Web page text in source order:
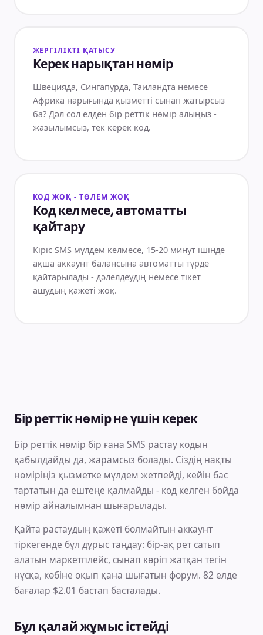
ЖЕРГІЛІКТІ ҚАТЫСУ
Керек нарықтан нөмір
Швецияда, Сингапурда, Таиландта немесе
Африка нарығында қызметті сынап жатырсыз
ба? Дәл сол елден бір реттік нөмір алыңыз -
жазылымсыз, тек керек код.
КОД ЖОҚ - ТӨЛЕМ ЖОҚ
Код келмесе, автоматты
қайтару
Кіріс SMS мүлдем келмесе, 15-20 минут ішінде
ақша аккаунт балансына автоматты түрде
қайтарылады - дәлелдеудің немесе тікет
ашудың қажеті жоқ.
Бір реттік нөмір не үшін керек
Бір реттік нөмір бір ғана SMS растау кодын
қабылдайды да, жарамсыз болады. Сіздің нақты
нөміріңіз қызметке мүлдем жетпейді, кейін бас
тартатын да ештеңе қалмайды - код келген бойда
нөмір айналымнан шығарылады.
Қайта растаудың қажеті болмайтын аккаунт
тіркегенде бұл дұрыс таңдау: бір-ақ рет сатып
алатын маркетплейс, сынап көріп жатқан тегін
нұсқа, көбіне оқып қана шығатын форум. 82 елде
бағалар $2.01 бастап басталады.
Бұл қалай жұмыс істейді